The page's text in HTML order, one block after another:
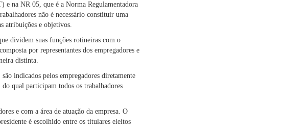
e na NR 05, que é a Norma Regulamentadora
não é necessário constituir uma
atribuições e objetivos.
dividem suas funções rotineiras com o
por representantes dos empregadores e
distinta.
indicados pelos empregadores diretamente
do qual participam todos os trabalhadores
e com a área de atuação da empresa. O
é escolhido entre os titulares eleitos